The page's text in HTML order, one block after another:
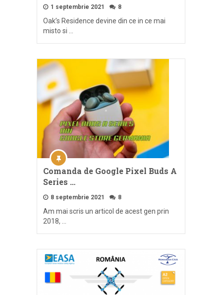
1 septembrie 2021 8
Oak’s Residence devine din ce in ce mai
misto si …
Comanda de Google Pixel Buds A
Series …
8 septembrie 2021 8
Am mai scris un articol de acest gen prin
2018, …